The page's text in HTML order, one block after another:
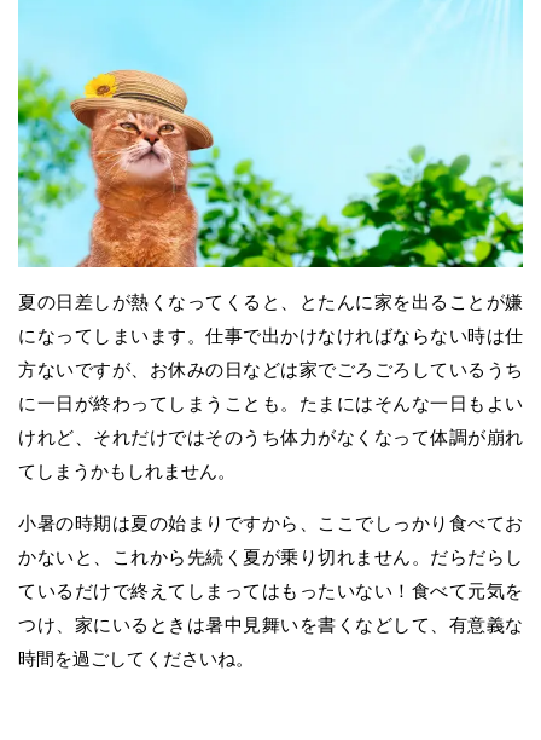
夏の日差しが熱くなってくると、とたんに家を出ることが嫌
になってしまいます。仕事で出かけなければならない時は仕
方ないですが、お休みの日などは家でごろごろしているうち
に一日が終わってしまうことも。たまにはそんな一日もよい
けれど、それだけではそのうち体力がなくなって体調が崩れ
てしまうかもしれません。
小暑の時期は夏の始まりですから、ここでしっかり食べてお
かないと、これから先続く夏が乗り切れません。だらだらし
ているだけで終えてしまってはもったいない！食べて元気を
つけ、家にいるときは暑中見舞いを書くなどして、有意義な
時間を過ごしてくださいね。